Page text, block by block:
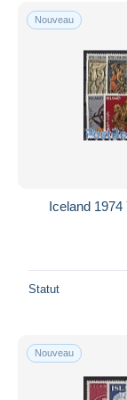
Uniquement
Livraison
Méthodes de
Visa
iDeal
Nouveau
Iceland
Statut
Nouveau